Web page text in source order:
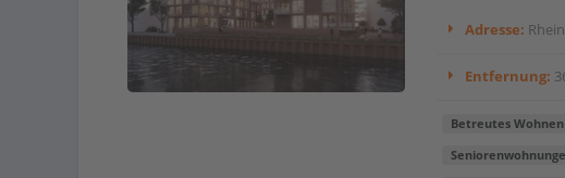
Adresse:
Entfernung:
Betreutes Wohnen